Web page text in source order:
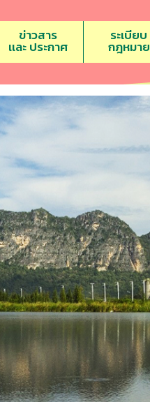
ข่าวสาร
เเละ ประกาศ
ระเบียบ
กฎหมาย